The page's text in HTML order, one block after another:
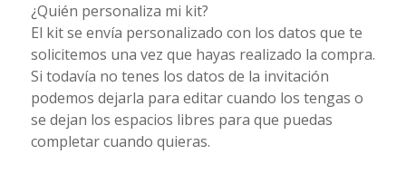
¿Quién personaliza mi kit?
El kit se envía personalizado con los datos que te
solicitemos una vez que hayas realizado la compra.
Si todavía no tenes los datos de la invitación
podemos dejarla para editar cuando los tengas o
se dejan los espacios libres para que puedas
completar cuando quieras.